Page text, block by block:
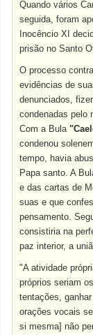
Quando vários
seguida, foram
Inocêncio XI
prisão no Santo
O processo
evidências de
denunciados,
condenadas pelo
Com a Bula
condenou
tempo, havia
Papa santo. A
e das cartas de
suas e que
pensamento.
consistiria na
paz interior, a
"A atividade
próprios seriam
tentações,
orações vocais
si mesma] não